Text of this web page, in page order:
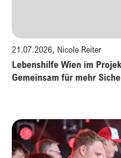
21.07.2026, Nicole Reiter
Lebenshilfe Wien im
Gemeinsam für mehr